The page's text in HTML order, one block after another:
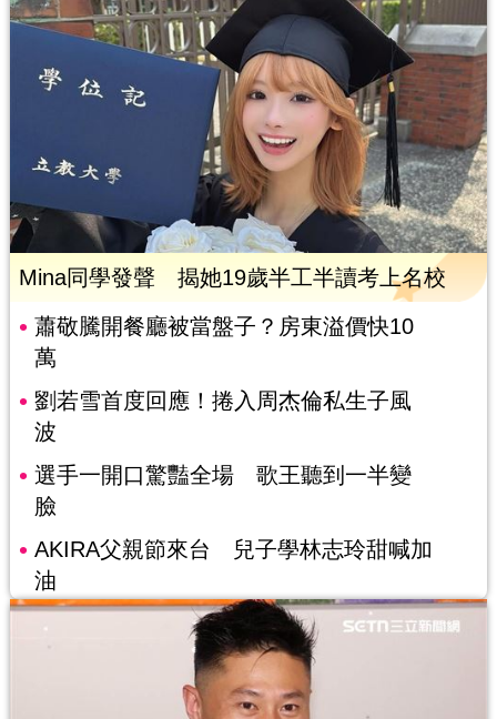
Mina同學發聲 揭她19歲半工半讀考上名校
蕭敬騰開餐廳被當盤子？房東溢價快10
萬
劉若雪首度回應！捲入周杰倫私生子風
波
選手一開口驚豔全場 歌王聽到一半變
臉
AKIRA父親節來台 兒子學林志玲甜喊加
油